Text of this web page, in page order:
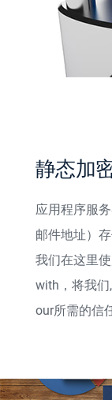
静态加
应用程序服
邮件地址）
我们在这里
with ，将我们
our所需的信